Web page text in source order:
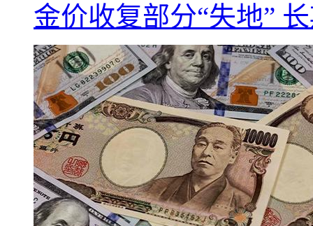
金价收复部分“失地”